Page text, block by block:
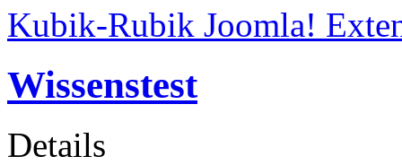
Kubik-Rubik Joomla!
Wissenstest
Details